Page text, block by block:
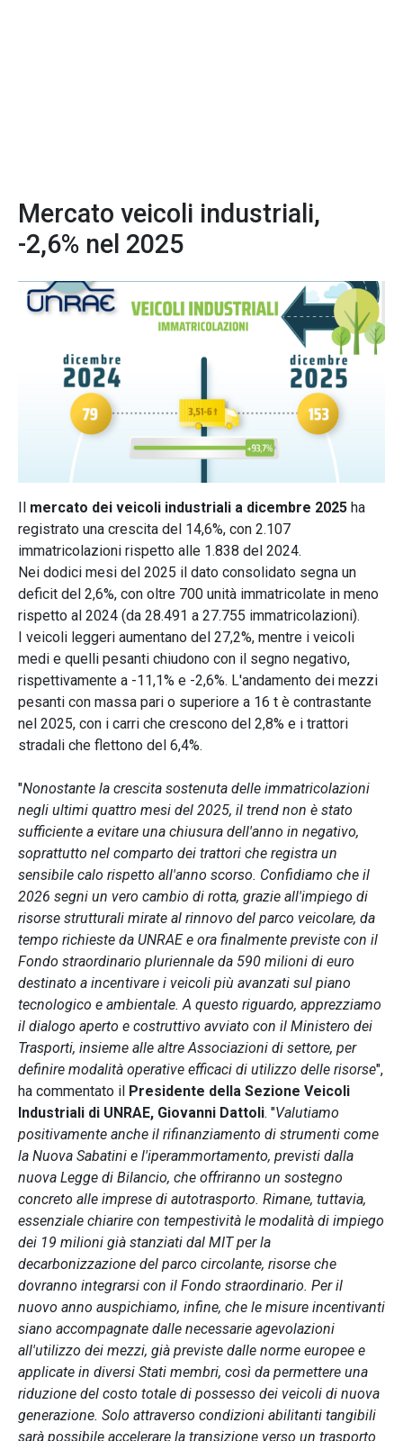
Mercato veicoli industriali,
-2,6% nel 2025
mercato dei veicoli industriali a dicembre 2025 ha
registrato una crescita del 14,6%, con 2.107
immatricolazioni rispetto alle 1.838 del 2024.
Nei dodici mesi del 2025 il dato consolidato segna un
deficit del 2,6%, con oltre 700 unità immatricolate in meno
rispetto al 2024 (da 28.491 a 27.755 immatricolazioni).
I veicoli leggeri aumentano del 27,2%, mentre i veicoli
medi e quelli pesanti chiudono con il segno negativo,
rispettivamente a -11,1% e -2,6%. L'andamento dei mezzi
pesanti con massa pari o superiore a 16 t è contrastante
nel 2025, con i carri che crescono del 2,8% e i trattori
stradali che flettono del 6,4%.
"Nonostante la crescita sostenuta delle immatricolazioni
negli ultimi quattro mesi del 2025, il trend non è stato
sufficiente a evitare una chiusura dell'anno in negativo,
soprattutto nel comparto dei trattori che registra un
sensibile calo rispetto all'anno scorso. Confidiamo che il
2026 segni un vero cambio di rotta, grazie all'impiego di
risorse strutturali mirate al rinnovo del parco veicolare, da
tempo richieste da UNRAE e ora finalmente previste con il
Fondo straordinario pluriennale da 590 milioni di euro
destinato a incentivare i veicoli più avanzati sul piano
tecnologico e ambientale. A questo riguardo, apprezziamo
il dialogo aperto e costruttivo avviato con il Ministero dei
Trasporti, insieme alle altre Associazioni di settore, per
definire modalità operative efficaci di utilizzo delle risorse",
ha commentato il Presidente della Sezione Veicoli
Industriali di UNRAE, Giovanni Dattoli. "Valutiamo
positivamente anche il rifinanziamento di strumenti come
la Nuova Sabatini e l'iperammortamento, previsti dalla
nuova Legge di Bilancio, che offriranno un sostegno
concreto alle imprese di autotrasporto. Rimane, tuttavia,
essenziale chiarire con tempestività le modalità di impiego
dei 19 milioni già stanziati dal MIT per la
decarbonizzazione del parco circolante, risorse che
dovranno integrarsi con il Fondo straordinario. Per il
nuovo anno auspichiamo, infine, che le misure incentivanti
siano accompagnate dalle necessarie agevolazioni
all'utilizzo dei mezzi, già previste dalle norme europee e
applicate in diversi Stati membri, così da permettere una
riduzione del costo totale di possesso dei veicoli di nuova
generazione. Solo attraverso condizioni abilitanti tangibili
sarà possibile accelerare la transizione verso un trasporto